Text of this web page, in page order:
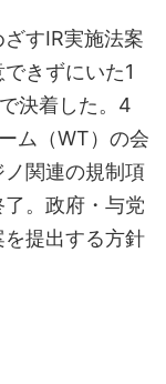
すIR実施法案
きずにいた1
決着した。4
ム（WT）の会
関連の規制項
。政府・与党
提出する方針